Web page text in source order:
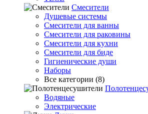
Смесители
Душевые системы
Смесители для ванны
Смесители для раковины
Смесители для кухни
Смесители для биде
Гигиенические души
Наборы
Все категории (8)
Водяные
Электрические